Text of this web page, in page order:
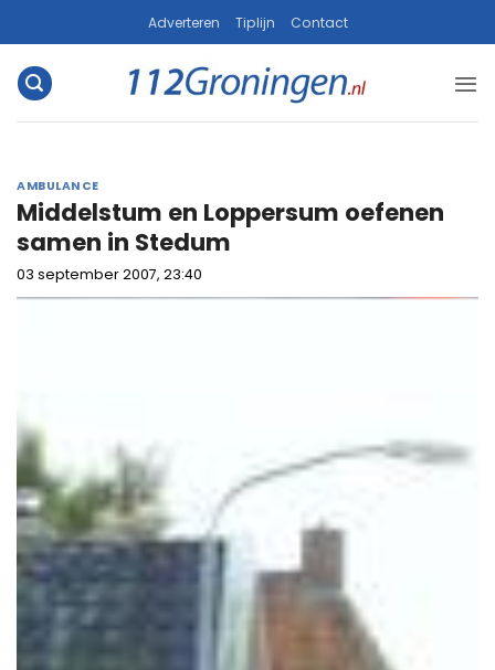
naar
inhoud
Adverteren Tiplijn Contact
AMBULANCE
Middelstum en Loppersum oefenen
samen in Stedum
03 september 2007, 23:40